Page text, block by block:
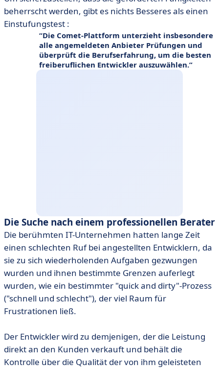
beherrscht werden, gibt es nichts Besseres als einen
Einstufungstest :
Die Comet-Plattform unterzieht insbesondere
alle angemeldeten Anbieter Prüfungen und
überprüft die Berufserfahrung, um die besten
freiberuflichen Entwickler auszuwählen.
Die Suche nach einem professionellen Berater
Die berühmten IT-Unternehmen hatten lange Zeit
einen schlechten Ruf bei angestellten Entwicklern, da
sie zu sich wiederholenden Aufgaben gezwungen
wurden und ihnen bestimmte Grenzen auferlegt
wurden, wie ein bestimmter "quick and dirty"-Prozess
("schnell und schlecht"), der viel Raum für
Frustrationen ließ.
Der Entwickler wird zu demjenigen, der die Leistung
direkt an den Kunden verkauft und behält die
Kontrolle über die Qualität der von ihm geleisteten